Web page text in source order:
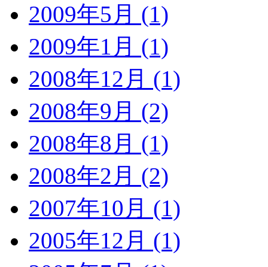
2009年5月 (1)
2009年1月 (1)
2008年12月 (1)
2008年9月 (2)
2008年8月 (1)
2008年2月 (2)
2007年10月 (1)
2005年12月 (1)